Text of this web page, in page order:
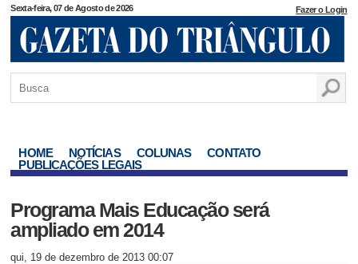
Sexta-feira, 07 de Agosto de 2026 Fazer o Login
HOME NOTÍCIAS COLUNAS
CONTATO
PUBLICAÇÕES LEGAIS
Programa Mais Educação será
ampliado em 2014
qui, 19 de dezembro de 2013 00:07